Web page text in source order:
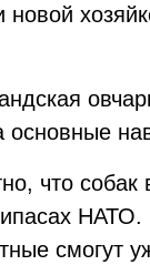
новой
основные
что собак
НАТО.
смогут